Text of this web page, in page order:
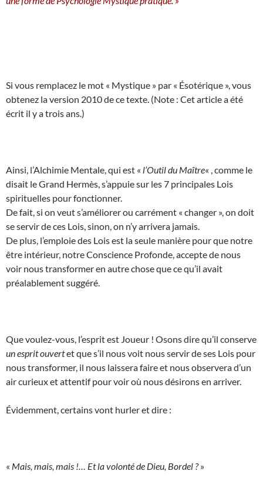
Si vous remplacez le mot « Mystique » par « Ésotérique », vous
obtenez la version 2010 de ce texte. (Note : Cet article a été
écrit il y a trois ans.)
Ainsi, l’Alchimie Mentale, qui est « l’Outil du Maître« , comme le
disait le Grand Hermès, s’appuie sur les 7 principales Lois
spirituelles pour fonctionner.
De fait, si on veut s’améliorer ou carrément « changer », on doit
se servir de ces Lois, sinon, on n’y arrivera jamais.
De plus, l’emploie des Lois est la seule manière pour que notre
être intérieur, notre Conscience Profonde, accepte de nous
voir nous transformer en autre chose que ce qu’il avait
préalablement suggéré.
Que voulez-vous, l’esprit est Joueur ! Osons dire qu’il conserve
un esprit ouvertet que s’il nous voit nous servir de ses Lois pour
nous transformer, il nous laissera faire et nous observera d’un
air curieux et attentif pour voir où nous désirons en arriver.
Évidemment, certains vont hurler et dire :
« Mais, mais, mais !… Et la volonté de Dieu, Bordel ?»